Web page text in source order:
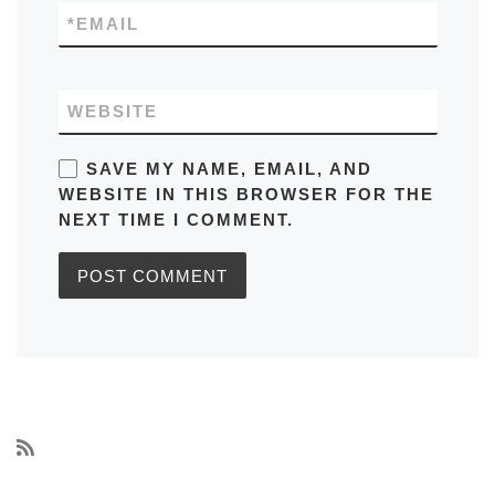
EMAIL
*
WEBSITE
SAVE MY NAME, EMAIL, AND
WEBSITE IN THIS BROWSER FOR THE
NEXT TIME I COMMENT.